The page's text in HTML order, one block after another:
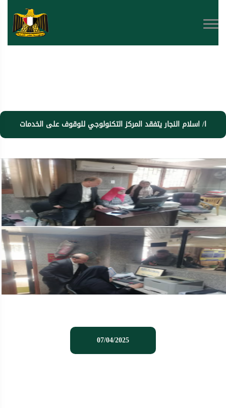
ا/ اسلام النجار يتفقد المركز التكنولوجي للوقوف على الخدمات
07/04/2025